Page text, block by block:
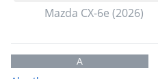
Mazda CX-6e (2026)
A